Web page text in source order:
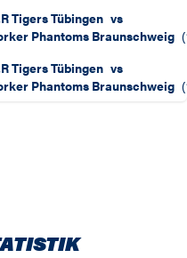
Tigers Tübingen vs
Phantoms Braunschweig (
Tigers Tübingen vs
Phantoms Braunschweig (